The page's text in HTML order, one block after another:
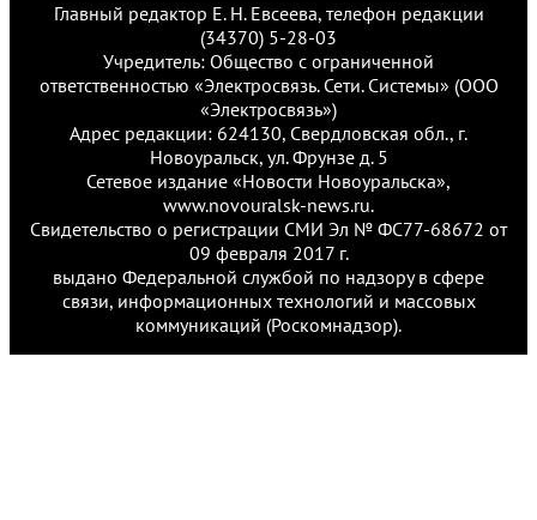
Главный редактор Е. Н. Евсеева, телефон редакции
(34370) 5-28-03
Учредитель: Общество с ограниченной
ответственностью «Электросвязь. Сети. Системы» (ООО
«Электросвязь»)
Адрес редакции: 624130, Свердловская обл., г.
Новоуральск, ул. Фрунзе д. 5
Сетевое издание «Новости Новоуральска»,
www.novouralsk-news.ru.
Свидетельство о регистрации СМИ Эл № ФС77-68672 от
09 февраля 2017 г.
выдано Федеральной службой по надзору в сфере
связи, информационных технологий и массовых
коммуникаций (Роскомнадзор).